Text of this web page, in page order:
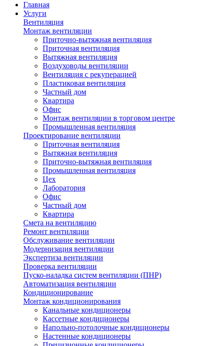
Главная
Услуги
Вентиляция
Монтаж вентиляции
Приточно-вытяжная вентиляция
Приточная вентиляция
Вытяжная вентиляция
Воздуховоды вентиляции
Вентиляция с рекуперацией
Пластиковая вентиляция
Частный дом
Квартира
Офис
Монтаж вентиляции в торговом центре
Промышленная вентиляция
Проектирование вентиляции
Приточная вентиляция
Вытяжная вентиляция
Приточно-вытяжная вентиляция
Промышленная вентиляция
Цех
Лаборатория
Офис
Частный дом
Квартира
Смета на вентиляцию
Ремонт вентиляции
Обслуживание вентиляции
Модернизация вентиляции
Экспертиза вентиляции
Проверка вентиляции
Пуско-наладка систем вентиляции (ПНР)
Автоматизация вентиляции
Кондиционирование
Монтаж кондиционирования
Канальные кондиционеры
Кассетные кондиционеры
Напольно-потолочные кондиционеры
Настенные кондиционеры